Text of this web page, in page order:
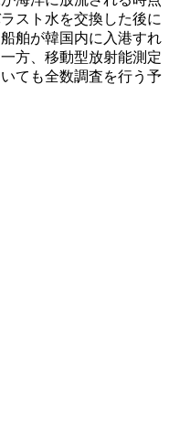
スト水を交換した後に
舶が韓国内に入港すれ
方、移動型放射能測定
ても全数調査を行う予